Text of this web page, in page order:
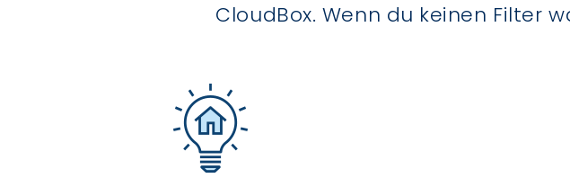
CloudBox. Wenn du keinen Filter